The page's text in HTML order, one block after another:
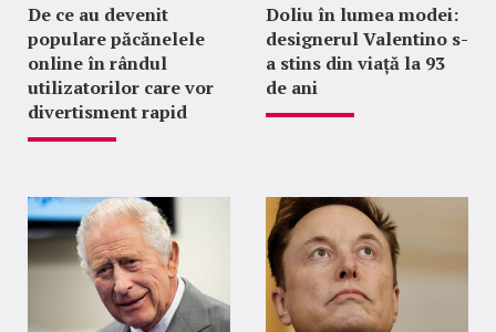
De ce au devenit
populare păcănelele
online în rândul
utilizatorilor care vor
divertisment rapid
Doliu în lumea modei:
designerul Valentino s-
a stins din viață la 93
de ani